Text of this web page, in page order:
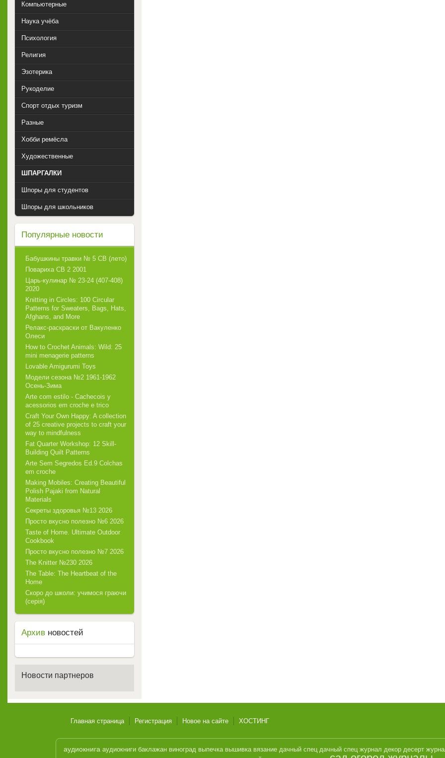
Компьютерные
Наука учёба
Психология
Религия
Эзотерика
Рукоделие
Спорт отдых туризм
Разные
Хобби ремёсла
Художественные
ШПАРГАЛКИ
Шпоры для студентов
Шпоры для школьников
Популярные новости
Бабушкины травки № 5 СВ (лето)
Повариха СВ 2 2001
Царь-кулинар № 23-24 (407-408)
2020
Knitting in Circles: 100 Circular
Patterns for Sweaters, Bags, Hats,
Afghans, and More
Релакс-раскраски от Вакуленко
Олеси
How to Crochet Animals: Wild: 25
mini menagerie patterns
Lovable Amigurumi Toys
Модели сезона №2 1961-1962
Осень-Зима
Arte com estilo - Cachecois у
acessorios em croche e trico
Craft Your Own Happy: A collection
of 25 creative projects to craft your
way to mindfulness
Fat Quarter Workshop: 12 Skill-
Building Quilt Patterns
Arte Sem Segredos Ed.9 Colchas
em croche
Making Mobiles: Creating Beautiful
Polish Pajaki from Natural
Materials
Секреты здоровья №13 2026
Просто вкусно полезно №6 2026
Taste of Home. Ultimate Outdoor
Cookbook
Просто вкусно полезно №7 2026
The Knitter №230 2026
The Table: The Heartbeat of the
Home
Скоро до школи: учимося граючи
(серія)
Архив новостей
Новости партнеров
Главная страница Регистрация Новое на сайте ХОСТИНГ
аудиокнига аудиокниги баклажан виноград выпечка вышивка вязание дачный спец дачный спец журнал декор десерт